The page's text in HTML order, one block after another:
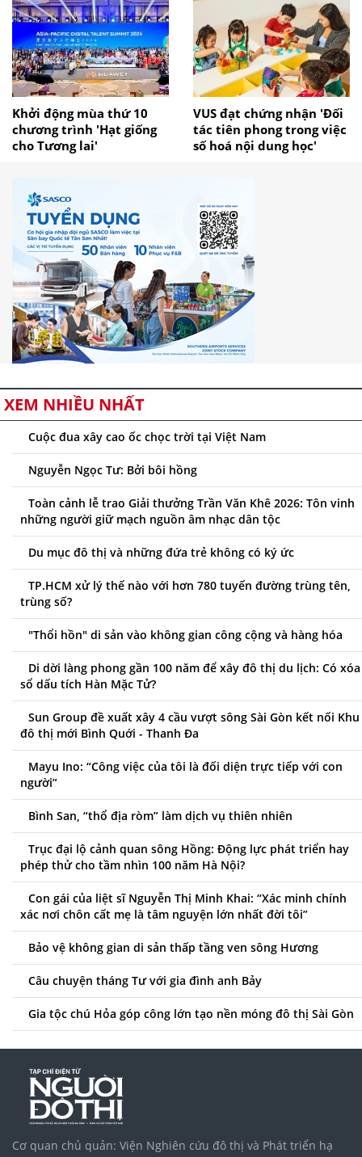
Khởi động mùa thứ 10
chương trình 'Hạt giống
cho Tương lai'
VUS đạt chứng nhận 'Đối
tác tiên phong trong việc
số hoá nội dung học'
XEM NHIỀU NHẤT
Cuộc đua xây cao ốc chọc trời tại Việt Nam
Nguyễn Ngọc Tư: Bởi bôi hồng
Toàn cảnh lễ trao Giải thưởng Trần Văn Khê 2026: Tôn vinh
những người giữ mạch nguồn âm nhạc dân tộc
Du mục đô thị và những đứa trẻ không có ký ức
TP.HCM xử lý thế nào với hơn 780 tuyến đường trùng tên,
trùng số?
"Thổi hồn" di sản vào không gian công cộng và hàng hóa
Di dời làng phong gần 100 năm để xây đô thị du lịch: Có xóa
sổ dấu tích Hàn Mặc Tử?
Sun Group đề xuất xây 4 cầu vượt sông Sài Gòn kết nối Khu
đô thị mới Bình Quới - Thanh Đa
Mayu Ino: “Công việc của tôi là đối diện trực tiếp với con
người”
Bình San, “thổ địa ròm” làm dịch vụ thiên nhiên
Trục đại lộ cảnh quan sông Hồng: Động lực phát triển hay
phép thử cho tầm nhìn 100 năm Hà Nội?
Con gái của liệt sĩ Nguyễn Thị Minh Khai: “Xác minh chính
xác nơi chôn cất mẹ là tâm nguyện lớn nhất đời tôi”
Bảo vệ không gian di sản thấp tầng ven sông Hương
Câu chuyện tháng Tư với gia đình anh Bảy
Gia tộc chú Hỏa góp công lớn tạo nền móng đô thị Sài Gòn
Cơ quan chủ quản: Viện Nghiên cứu đô thị và Phát triển hạ